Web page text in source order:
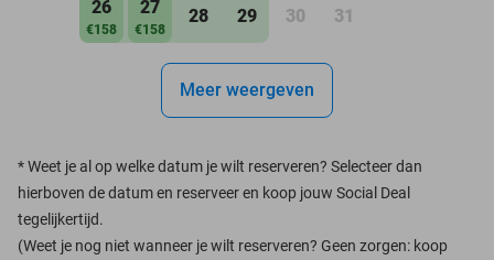
26
€158
27
€158
28 29 30 31
Meer weergeven
*Weet je al op welke datum je wilt reserveren? Selecteer dan
hierboven de datum en reserveer en koop jouw Social Deal
tegelijkertijd.
(Weet je nog niet wanneer je wilt reserveren? Geen zorgen: koop